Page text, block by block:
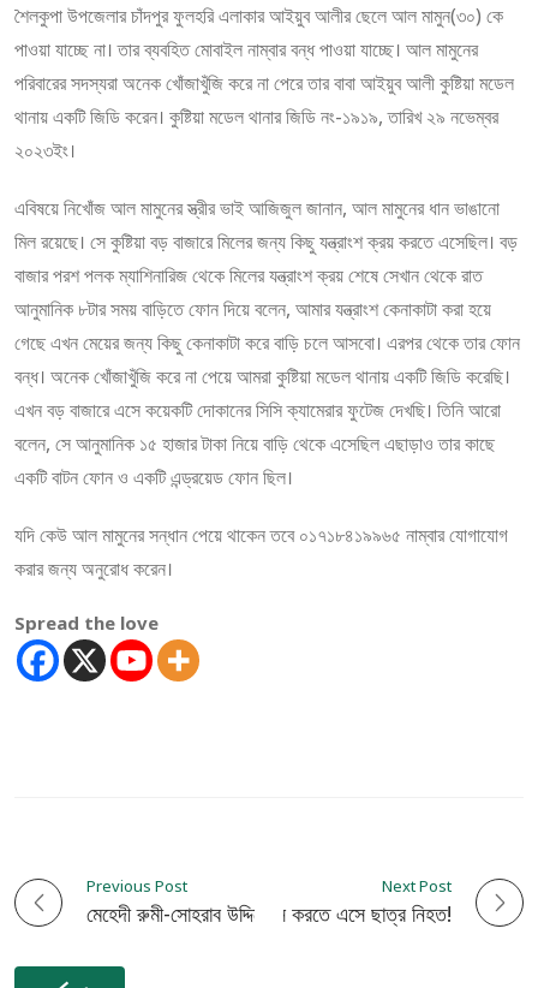
শৈলকুপা উপজেলার চাঁদপুর ফুলহরি এলাকার আইয়ুব আলীর ছেলে আল মামুন(৩০) কে
পাওয়া যাচ্ছে না। তার ব্যবহিত মোবাইল নাম্বার বন্ধ পাওয়া যাচ্ছে। আল মামুনের
পরিবারের সদস্যরা অনেক খোঁজাখুঁজি করে না পেরে তার বাবা আইয়ুব আলী কুষ্টিয়া মডেল
থানায় একটি জিডি করেন। কুষ্টিয়া মডেল থানার জিডি নং-১৯১৯, তারিখ ২৯ নভেম্বর
২০২৩ইং।
এবিষয়ে নিখোঁজ আল মামুনের স্ত্রীর ভাই আজিজুল জানান, আল মামুনের ধান ভাঙানো
মিল রয়েছে। সে কুষ্টিয়া বড় বাজারে মিলের জন্য কিছু যন্ত্রাংশ ক্রয় করতে এসেছিল। বড়
বাজার পরশ পলক ম্যাশিনারিজ থেকে মিলের যন্ত্রাংশ ক্রয় শেষে সেখান থেকে রাত
আনুমানিক ৮টার সময় বাড়িতে ফোন দিয়ে বলেন, আমার যন্ত্রাংশ কেনাকাটা করা হয়ে
গেছে এখন মেয়ের জন্য কিছু কেনাকাটা করে বাড়ি চলে আসবো। এরপর থেকে তার ফোন
বন্ধ। অনেক খোঁজাখুঁজি করে না পেয়ে আমরা কুষ্টিয়া মডেল থানায় একটি জিডি করেছি।
এখন বড় বাজারে এসে কয়েকটি দোকানের সিসি ক্যামেরার ফুটেজ দেখছি। তিনি আরো
বলেন, সে আনুমানিক ১৫ হাজার টাকা নিয়ে বাড়ি থেকে এসেছিল এছাড়াও তার কাছে
একটি বাটন ফোন ও একটি এন্ড্রয়েড ফোন ছিল।
যদি কেউ আল মামুনের সন্ধান পেয়ে থাকেন তবে ০১৭১৮৪১৯৯৬৫ নাম্বার যোগাযোগ
করার জন্য অনুরোধ করেন।
Spread the love
P
o
Previous Post
মেহেদী রুমী-সোহরাব উদ্দিনের মুক্তি
Next Post
কুষ্টিয়ায় ড্রাইভিং লাইসেন্স করতে এসে ছাত্র নিহত!